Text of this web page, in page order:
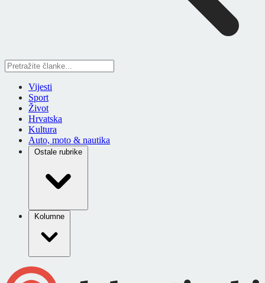
Vijesti
Sport
Život
Hrvatska
Kultura
Auto, moto & nautika
Ostale rubrike
Kolumne